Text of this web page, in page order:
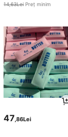
14,63Lei Preț minim
47 ,86Lei